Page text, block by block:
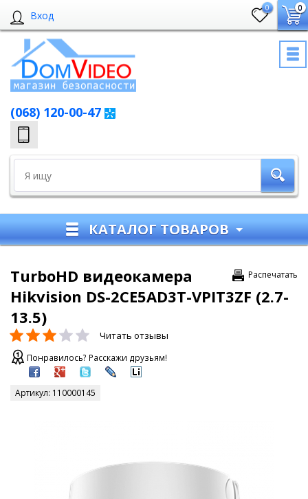
Вход
0 0
(068) 120-00-47
КАТАЛОГ ТОВАРОВ
Распечатать
TurboHD видеокамера
Hikvision DS-2CE5AD3T-VPIT3ZF (2.7-
13.5)
Читать отзывы
Понравилось? Расскажи друзьям!
Артикул: 110000145